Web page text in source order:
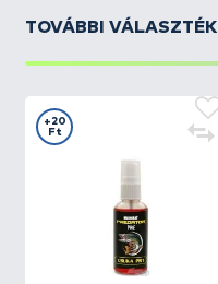
TOVÁBBI VÁLASZTÉK
+20
Ft